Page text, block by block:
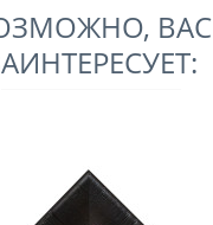
ВАС